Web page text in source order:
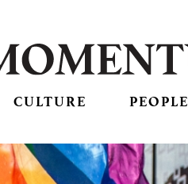
CULTURE PEOPLE